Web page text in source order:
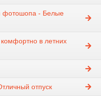
фотошопа - Белые
в летних
отпуск